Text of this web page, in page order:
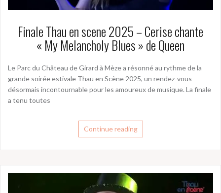
Finale Thau en scene 2025 – Cerise chante
« My Melancholy Blues » de Queen
Le Parc du Château de Girard à Mèze a résonné au rythme de la
grande soirée estivale Thau en Scène 2025, un rendez-vous
désormais incontournable pour les amoureux de musique. La finale
a tenu toutes
Continue reading